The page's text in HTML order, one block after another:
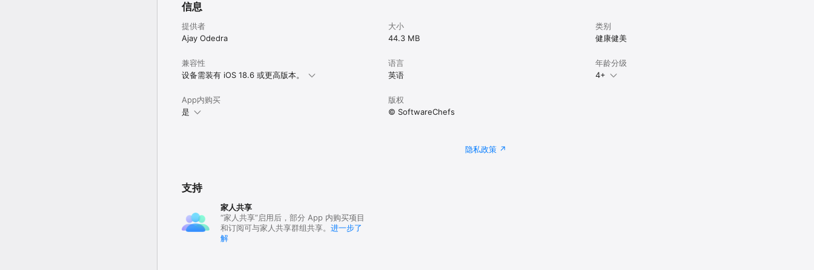
信息
提供者
Ajay Odedra
大小
44.3 MB
类别
健康健美
兼容性
设备需装有 iOS 18.6 或更高版本。
语言
英语
年龄分级
4+
App内购买
是
版权
© SoftwareChefs
隐私政策
支持
家人共享
“家人共享”启用后，部分 App 内购买项目
和订阅可与家人共享群组共享。 进一步了
解